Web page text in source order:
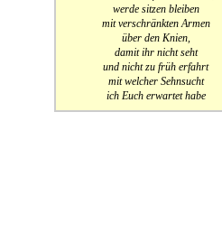
werde sitzen bleiben
mit verschränkten Armen
über den Knien,
damit ihr nicht seht
und nicht zu früh erfahrt
mit welcher Sehnsucht
ich Euch erwartet habe